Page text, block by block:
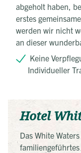
abgeholt haben,
erstes
werden wir nicht
an dieser
Keine
Individueller
Hotel
Das White